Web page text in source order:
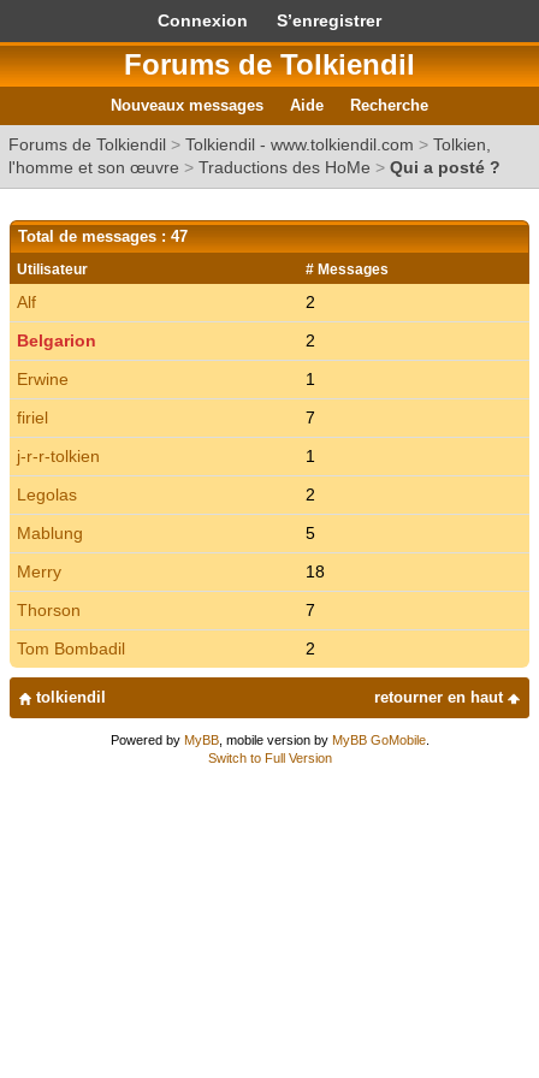
Connexion S’enregistrer
Forums de Tolkiendil
Nouveaux messages Aide Recherche
Forums de Tolkiendil > Tolkiendil - www.tolkiendil.com > Tolkien,
l'homme et son œuvre > Traductions des HoMe > Qui a posté ?
Total de messages : 47
Utilisateur # Messages
Alf
2
Belgarion
2
Erwine
1
firiel
7
j-r-r-tolkien
1
Legolas
2
Mablung
5
Merry
18
Thorson
7
Tom Bombadil
2
retourner en haut
tolkiendil
Powered by MyBB, mobile version by MyBB GoMobile.
Switch to Full Version